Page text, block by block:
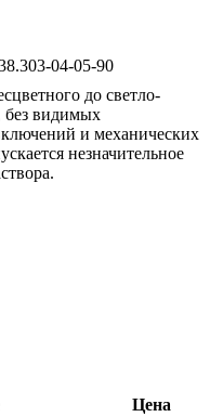
04-05-90
до светло-
без видимых
и механических
незначительное
Цена